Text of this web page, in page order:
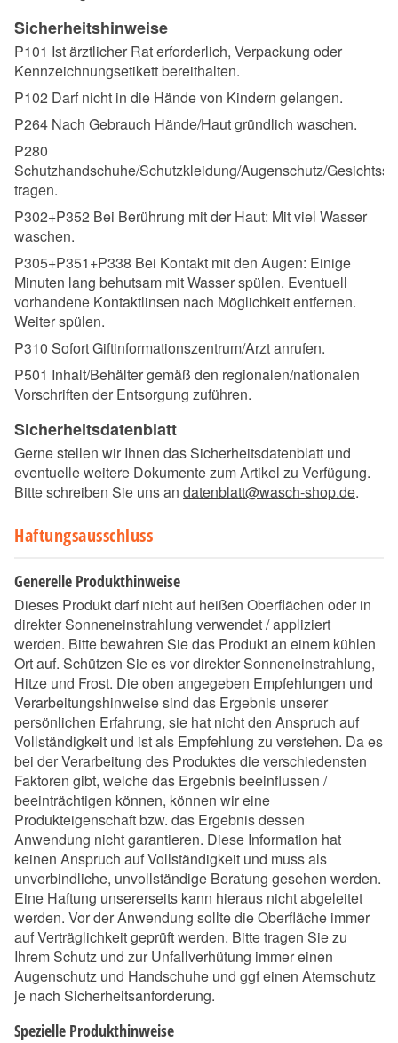
Sicherheitshinweise
P101 Ist ärztlicher Rat erforderlich, Verpackung oder
Kennzeichnungsetikett bereithalten.
P102 Darf nicht in die Hände von Kindern gelangen.
P264 Nach Gebrauch Hände/Haut gründlich waschen.
P280
Schutzhandschuhe/Schutzkleidung/Augenschutz/
tragen.
P302+P352 Bei Berührung mit der Haut: Mit viel Wasser
waschen.
P305+P351+P338 Bei Kontakt mit den Augen: Einige
Minuten lang behutsam mit Wasser spülen. Eventuell
vorhandene Kontaktlinsen nach Möglichkeit entfernen.
Weiter spülen.
P310 Sofort Giftinformationszentrum/Arzt anrufen.
P501 Inhalt/Behälter gemäß den regionalen/nationalen
Vorschriften der Entsorgung zuführen.
Sicherheitsdatenblatt
Gerne stellen wir Ihnen das Sicherheitsdatenblatt und
eventuelle weitere Dokumente zum Artikel zu Verfügung.
Bitte schreiben Sie uns an datenblatt@wasch-shop.de.
Haftungsausschluss
Generelle Produkthinweise
Dieses Produkt darf nicht auf heißen Oberflächen oder in
direkter Sonneneinstrahlung verwendet / appliziert
werden. Bitte bewahren Sie das Produkt an einem kühlen
Ort auf. Schützen Sie es vor direkter Sonneneinstrahlung,
Hitze und Frost. Die oben angegeben Empfehlungen und
Verarbeitungshinweise sind das Ergebnis unserer
persönlichen Erfahrung, sie hat nicht den Anspruch auf
Vollständigkeit und ist als Empfehlung zu verstehen. Da es
bei der Verarbeitung des Produktes die verschiedensten
Faktoren gibt, welche das Ergebnis beeinflussen /
beeinträchtigen können, können wir eine
Produkteigenschaft bzw. das Ergebnis dessen
Anwendung nicht garantieren. Diese Information hat
keinen Anspruch auf Vollständigkeit und muss als
unverbindliche, unvollständige Beratung gesehen werden.
Eine Haftung unsererseits kann hieraus nicht abgeleitet
werden. Vor der Anwendung sollte die Oberfläche immer
auf Verträglichkeit geprüft werden. Bitte tragen Sie zu
Ihrem Schutz und zur Unfallverhütung immer einen
Augenschutz und Handschuhe und ggf einen Atemschutz
je nach Sicherheitsanforderung.
Spezielle Produkthinweise